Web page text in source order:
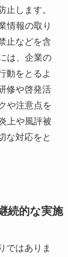
止します。
情報の取り
止などを含
は、企業の
動をとるよ
修や啓発活
や注意点を
上や風評被
な対応をと
続的な実施
ではありま